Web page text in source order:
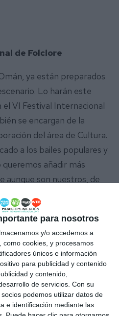
para nosotros
y/o accedemos a
como cookies, y procesamos
únicos e información
para publicidad y contenido
y contenido,
de servicios. Con su
podemos utilizar datos de
e identificación mediante las
de Folclore
ya están preparados
Lo harán este
el VI Festival Internacional
se encargan de la
del área de Cultura.
a los bailes populares y
añadir más
aunque son nuestros, de
queremos quedar con lo
del pueblo”, comentó
El espectáculo
en la plaza del Torreón de
En esta edición,
Sur de Andalucía y el
la Peña, participará la
y Cultural Salay
de Perú.